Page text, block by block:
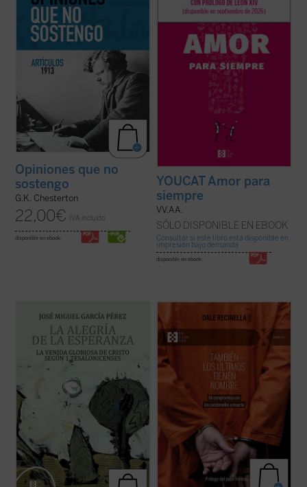
gobierno británico marcó una diferencia en
(ver ficha)
Opiniones que no
sostengo
G.K. Chesterton
22,00€ IVA incluido
disponible en ebook:
ayudándola a reflexionar, ...(ver ficha)
YOUCAT Amor para
siempre
VV.AA.
SÓLO DISPONIBLE EN EBOOK
Consultar si este libro está disponible en
impresión bajo demanda
disponible en ebook:
que devuelve a la palabra paulina su
tonalidad originaria, abierta a la plenitud
cristológica, y que constituye una
esperanza cristiana como fuente de alegría
(ver ficha)
Recinella nos invita a ver lo que casi nadie
quiere mirar: el rostro humano detrás de
una sentencia, el clamor que ningún
tribunal alcanza a oír. Mientras el tiempo se
acerca a su final, él permanece junto ...
(ver
ficha)